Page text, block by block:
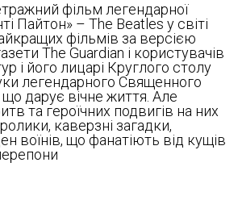
фільм легендарної
Пайтон» – The Beatles у світі
фільмів за версією
The Guardian і користувачів
і його лицарі Круглого столу
легендарного Священного
що дарує вічне життя. Але
та героїчних подвигів на них
каверзні загадки,
воїнів, що фанатіють від кущів